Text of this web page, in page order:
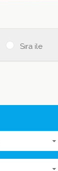
Sıra ile